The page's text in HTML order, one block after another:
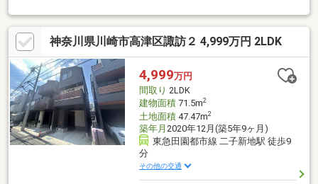
８号線・国道２４６号線も近く、お車のアクセスも良好○ 大和地
所レジデンス分譲、東急ホームズ施工の令和元年築の戸建○ 室内
状況良好○ 床暖房・食洗機・浴室換気乾燥機○ 対面式キッチン○
広々とした約18.4帖のLDK○ 南東向きバルコニー、陽当たり良好○
二重サッシ○ 小屋裏収納、WIC付 収納豊富○瀬田小中学校 近隣
にはインターナショナルスクール 通学に便利な立地
神奈川県川崎市高津区諏訪２ 4,999万円 2LDK
4,999万円
間取り 2LDK
建物面積71.5m2
土地面積47.47m2
築年月 2020年12月(築5年9ヶ月)
東急田園都市線 二子新地駅 徒歩9
分
その他の交通